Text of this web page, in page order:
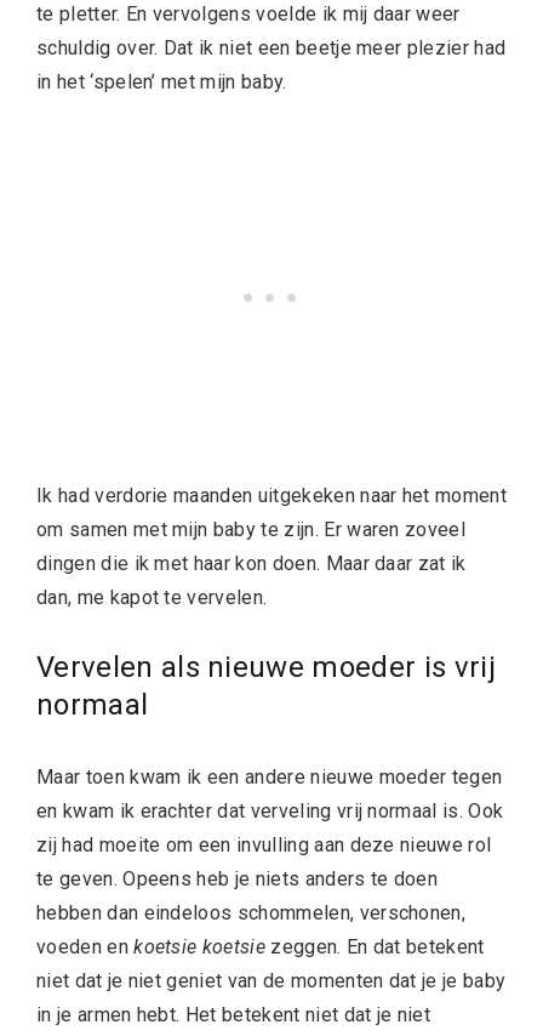
te pletter. En vervolgens voelde ik mij daar weer
schuldig over. Dat ik niet een beetje meer plezier had
in het ‘spelen’ met mijn baby.
Ik had verdorie maanden uitgekeken naar het moment
om samen met mijn baby te zijn. Er waren zoveel
dingen die ik met haar kon doen. Maar daar zat ik
dan, me kapot te vervelen.
Vervelen als nieuwe moeder is vrij
normaal
Maar toen kwam ik een andere nieuwe moeder tegen
en kwam ik erachter dat verveling vrij normaal is. Ook
zij had moeite om een invulling aan deze nieuwe rol
te geven. Opeens heb je niets anders te doen
hebben dan eindeloos schommelen, verschonen,
voeden enkoetsie koetsie zeggen. En dat betekent
niet dat je niet geniet van de momenten dat je je baby
in je armen hebt. Het betekent niet dat je niet